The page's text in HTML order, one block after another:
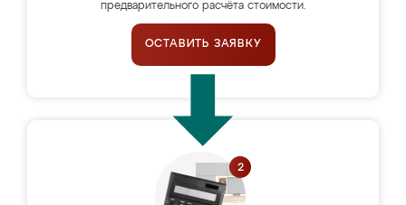
предварительного расчёта стоимости.
ОСТАВИТЬ ЗАЯВКУ